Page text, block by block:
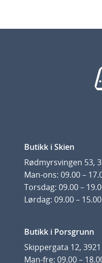
Butikk i Skien
Rødmyrsvingen 53,
Man-ons: 09.00 –
Torsdag: 09.00 –
Lørdag: 09.00 – 15.00
Butikk i Porsgrunn
Skippergata 12,
Man-fre: 09.00 –